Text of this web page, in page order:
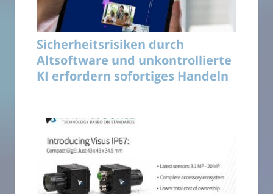
Sicherheitsrisiken durch
Altsoftware und unkontrollierte
KI erfordern sofortiges Handeln